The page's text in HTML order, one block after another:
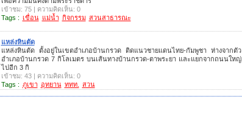
เข้าชม: 75 | ความคิดเห็น: 0
Tags : เขื่อน แม่น้ำ กิจกรรม สวนสาธารณะ
แหล่งหินตัด
แหล่งหินตัด ตั้งอยู่ในเขตอำเภอบ้านกรวด ติดแนวชายแดนไทย-กัมพูชา ห่างจากตัว
อำเภอบ้านกรวด 7 กิโลเมตร บนเส้นทางบ้านกรวด-ตาพระยา และแยกจากถนนใหญ่
ไปอีก 3 กิ
เข้าชม: 43 | ความคิดเห็น: 0
Tags : ภูเขา อุทยาน ททท. สวน